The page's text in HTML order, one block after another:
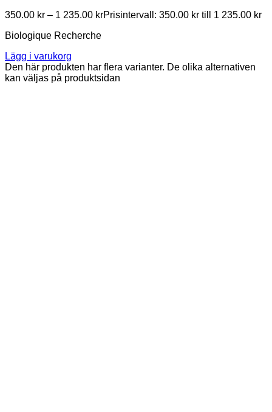
350.00 kr – 1 235.00 krPrisintervall: 350.00 kr till 1 235.00 kr
Biologique Recherche
Lägg i varukorg
Den här produkten har flera varianter. De olika alternativen
kan väljas på produktsidan